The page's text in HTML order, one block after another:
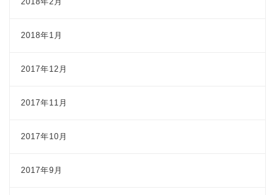
2018年1月
2017年12月
2017年11月
2017年10月
2017年9月